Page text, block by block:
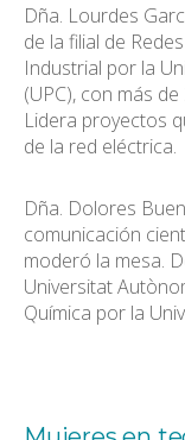
Dña. Lourdes
de la filial de
Industrial por la
(UPC), con más
Lidera proyectos
de la red eléctrica.
Dña. Dolores
comunicación
moderó la mesa.
Universitat
Química por la